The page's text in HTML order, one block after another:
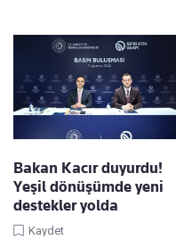
Bakan Kacır duyurdu!
Yeşil dönüşümde yeni
destekler yolda
Kaydet